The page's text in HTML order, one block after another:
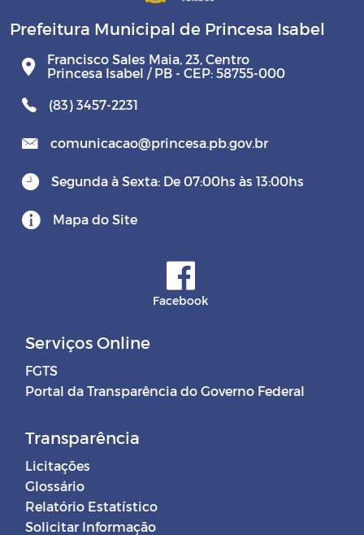
Prefeitura Municipal de Princesa Isabel
Francisco Sales Maia, 23, Centro
Princesa Isabel / PB - CEP: 58755-000
(83) 3457-2231
comunicacao@princesa.pb.gov.br
Segunda à Sexta: De 07:00hs às 13:00hs
Mapa do Site
Facebook
Serviços Online
FGTS
Portal da Transparência do Governo Federal
Transparência
Licitações
Glossário
Relatório Estatístico
Solicitar Informação